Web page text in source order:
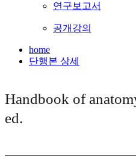
연구보고서
공개강의
home
단행본 상세
Handbook of
ed.